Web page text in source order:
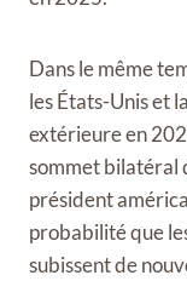
Dans le même
les États-Unis et
extérieure en
sommet bilatéral
président
probabilité que
subissent de